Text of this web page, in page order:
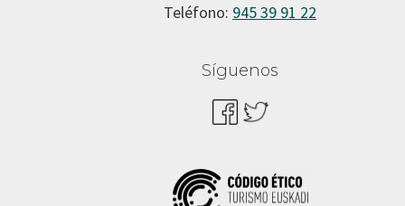
Teléfono: 945 39 91 22
Síguenos